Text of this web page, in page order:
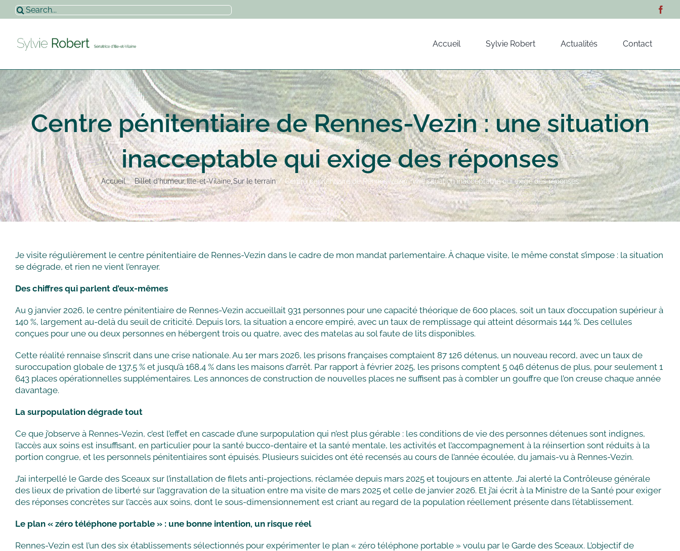
Passer
au
Rechercher:
Accueil Sylvie Robert Actualités Contact
Centre pénitentiaire de Rennes-Vezin : une situation
inacceptable qui exige des réponses
Accueil Billet d'humeur Ille-et-Vilaine Sur le terrain Centre pénitentiaire de Rennes-Vezin : une situation inacceptable qui exige des réponses
Je visite régulièrement le centre pénitentiaire de Rennes-Vezin dans le cadre de mon mandat parlementaire. À chaque visite, le même constat s’impose : la situation
se dégrade, et rien ne vient l’enrayer.
Des chiffres qui parlent d’eux-mêmes
Au 9 janvier 2026, le centre pénitentiaire de Rennes-Vezin accueillait 931 personnes pour une capacité théorique de 600 places, soit un taux d’occupation supérieur à
140 %, largement au-delà du seuil de criticité. Depuis lors, la situation a encore empiré, avec un taux de remplissage qui atteint désormais 144 %. Des cellules
conçues pour une ou deux personnes en hébergent trois ou quatre, avec des matelas au sol faute de lits disponibles.
Cette réalité rennaise s’inscrit dans une crise nationale. Au 1er mars 2026, les prisons françaises comptaient 87 126 détenus, un nouveau record, avec un taux de
suroccupation globale de 137,5 % et jusqu’à 168,4 % dans les maisons d’arrêt. Par rapport à février 2025, les prisons comptent 5 046 détenus de plus, pour seulement 1
643 places opérationnelles supplémentaires. Les annonces de construction de nouvelles places ne suffisent pas à combler un gouffre que l’on creuse chaque année
davantage.
La surpopulation dégrade tout
Ce que j’observe à Rennes-Vezin, c’est l’effet en cascade d’une surpopulation qui n’est plus gérable : les conditions de vie des personnes détenues sont indignes,
l’accès aux soins est insuffisant, en particulier pour la santé bucco-dentaire et la santé mentale, les activités et l’accompagnement à la réinsertion sont réduits à la
portion congrue, et les personnels pénitentiaires sont épuisés. Plusieurs suicides ont été recensés au cours de l’année écoulée, du jamais-vu à Rennes-Vezin.
J’ai interpellé le Garde des Sceaux sur l’installation de filets anti-projections, réclamée depuis mars 2025 et toujours en attente. J’ai alerté la Contrôleuse générale
des lieux de privation de liberté sur l’aggravation de la situation entre ma visite de mars 2025 et celle de janvier 2026. Et j’ai écrit à la Ministre de la Santé pour exiger
des réponses concrètes sur l’accès aux soins, dont le sous-dimensionnement est criant au regard de la population réellement présente dans l’établissement.
Le plan « zéro téléphone portable » : une bonne intention, un risque réel
Rennes-Vezin est l’un des six établissements sélectionnés pour expérimenter le plan « zéro téléphone portable » voulu par le Garde des Sceaux. L’objectif de